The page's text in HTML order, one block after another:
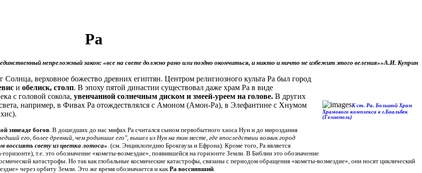
Ра
непреложный закон: «все на свете должно рано или поздно окончиться, и никто и ничто не избежит этого веления»»А.И. Куприн
К ст. Ра. Большой Храм
Храмового комплекса в г.Баальбек
(Гелиополь)
верховное божество древних египтян. Центром религиозного культа Ра был город
и обелиск, столп. В эпоху пятой династии существовал даже храм Ра в виде
с головой сокола, увенчанной солнечным диском и змеей-уреем на голове. В других
например, в Фивах Ра отождествлялся с Амоном (Амон-Ра), в Элефантине с Хнумом
эннеаде богов . В дошедших до нас мифах Ра считался сыном первобытного хаоса Нун и до мироздания
его, более древний, чем родившие его", вышел из Нун на том месте, где впоследствии возник город
воссиять свету из цветка лотоса» . (см. Энциклопедию Брокгауза и Ефрона). Кроме того, Ра является
т.е. это обозначение «кометы-возмездие» , появившейся на горизонте Земли. В Библии это обозначение
катастрофы. Но так как глобальные космические катастрофы, связаны с периодом обращения «кометы-возмездие» , они носят циклический
через орбиту Земли. Это же время обозначается и как Ра воссиявший